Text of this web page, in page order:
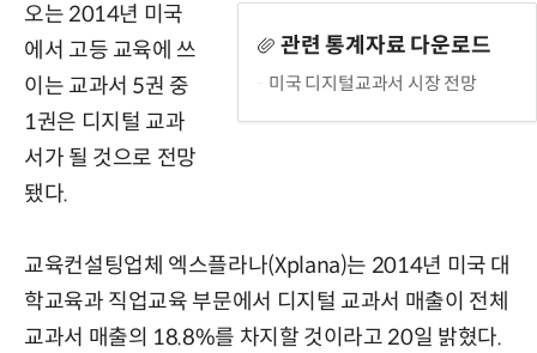
관련 통계자료 다운로드
미국 디지털교과서 시장 전망
오는 2014년 미국
에서 고등 교육에 쓰
이는 교과서 5권 중
1권은 디지털 교과
서가 될 것으로 전망
됐다.
교육컨설팅업체 엑스플라나(Xplana)는 2014년 미국 대
학교육과 직업교육 부문에서 디지털 교과서 매출이 전체
교과서 매출의 18.8%를 차지할 것이라고 20일 밝혔다.